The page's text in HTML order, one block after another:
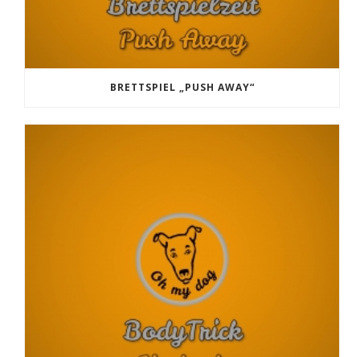
BRETTSPIEL „PUSH AWAY“